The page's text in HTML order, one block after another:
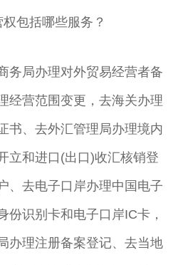
包括哪些服务？
务局办理对外贸易经营者备
经营范围变更，去海关办理
书、去外汇管理局办理境内
立和进口(出口)收汇核销登
、去电子口岸办理中国电子
份识别卡和电子口岸IC卡，
办理注册备案登记、去当地